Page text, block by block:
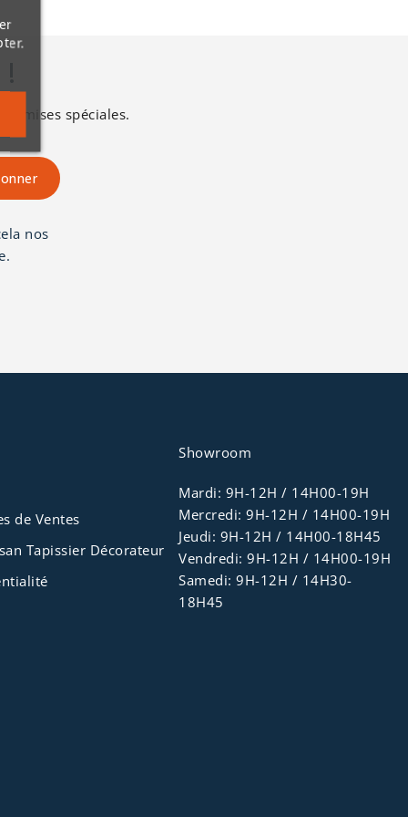
spéciales.
nos
de Ventes
Tapissier Décorateur
Showroom
Mardi: 9H-12H / 14H00-19H
Mercredi: 9H-12H / 14H00-19H
Jeudi: 9H-12H / 14H00-18H45
Vendredi: 9H-12H / 14H00-19H
Samedi: 9H-12H / 14H30-
18H45